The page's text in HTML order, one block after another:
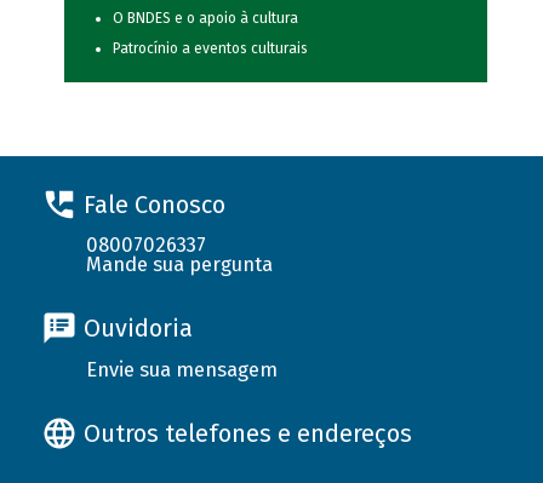
O BNDES e o apoio à cultura
Patrocínio a eventos culturais
Fale Conosco
08007026337
Mande sua pergunta
Ouvidoria
Envie sua mensagem
Outros telefones e endereços